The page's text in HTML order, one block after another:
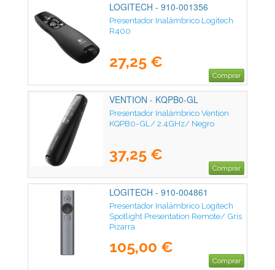
LOGITECH - 910-001356
Presentador Inalámbrico Logitech
R400
27,25 €
Comprar
VENTION - KQPB0-GL
Presentador Inalámbrico Vention
KQPB0-GL/ 2.4GHz/ Negro
37,25 €
Comprar
LOGITECH - 910-004861
Presentador Inalámbrico Logitech
Spotlight Presentation Remote/ Gris
Pizarra
105,00 €
Comprar